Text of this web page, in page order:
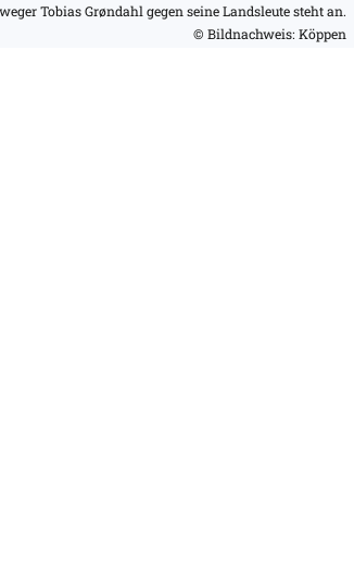
Tobias Grøndahl gegen seine Landsleute steht an.
© Bildnachweis: Köppen